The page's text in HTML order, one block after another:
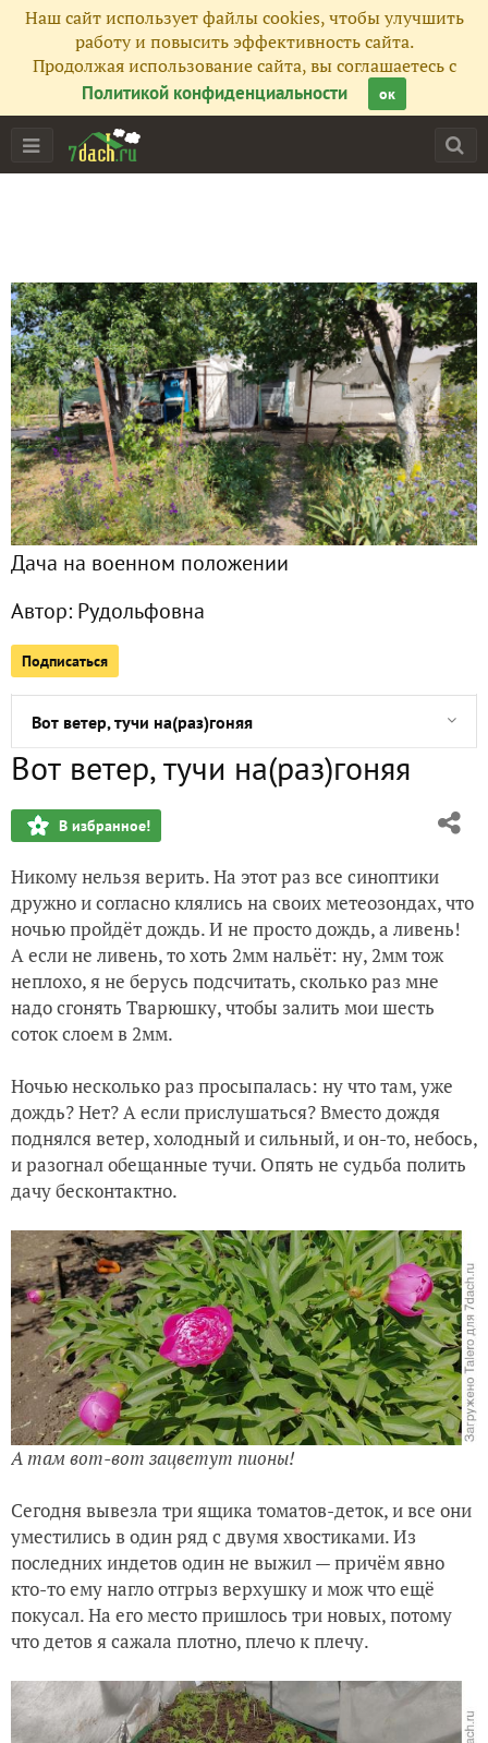
Наш сайт использует файлы cookies, чтобы улучшить
работу и повысить эффективность сайта.
Продолжая использование сайта, вы соглашаетесь с
Политикой конфиденциальности
ок
Дача на военном положении
Автор: Рудольфовна
Подписаться
Все публикации 222
Сейчас обсуждают
Кукурузные фазаны и перечные коты
Водные процедуры и огородное бинго
Время копать, время подметать
Покеда, томаты, прощайте, лопаты!
Короткий пыльный день с лавочкой
Вот ветер, тучи на(раз)гоняя
Здравствуй, Пасха, Новый год
Первомай и смерть деревьям
Происки синоптиков и «большая стирка»
Эстетическая прокрастинация
Апрель вернулся домой
Вот ветер, тучи на(раз)гоняя
В избранное!
Никому нельзя верить. На этот раз все синоптики
дружно и согласно клялись на своих метеозондах, что
ночью пройдёт дождь. И не просто дождь, а ливень!
А если не ливень, то хоть 2мм нальёт: ну, 2мм тож
неплохо, я не берусь подсчитать, сколько раз мне
надо сгонять Тварюшку, чтобы залить мои шесть
соток слоем в 2мм.
Ночью несколько раз просыпалась: ну что там, уже
дождь? Нет? А если прислушаться? Вместо дождя
поднялся ветер, холодный и сильный, и он-то, небось,
и разогнал обещанные тучи. Опять не судьба полить
дачу бесконтактно.
А там вот-вот зацветут пионы!
Сегодня вывезла три ящика томатов-деток, и все они
уместились в один ряд с двумя хвостиками. Из
последних индетов один не выжил — причём явно
кто-то ему нагло отгрыз верхушку и мож что ещё
покусал. На его место пришлось три новых, потому
что детов я сажала плотно, плечо к плечу.